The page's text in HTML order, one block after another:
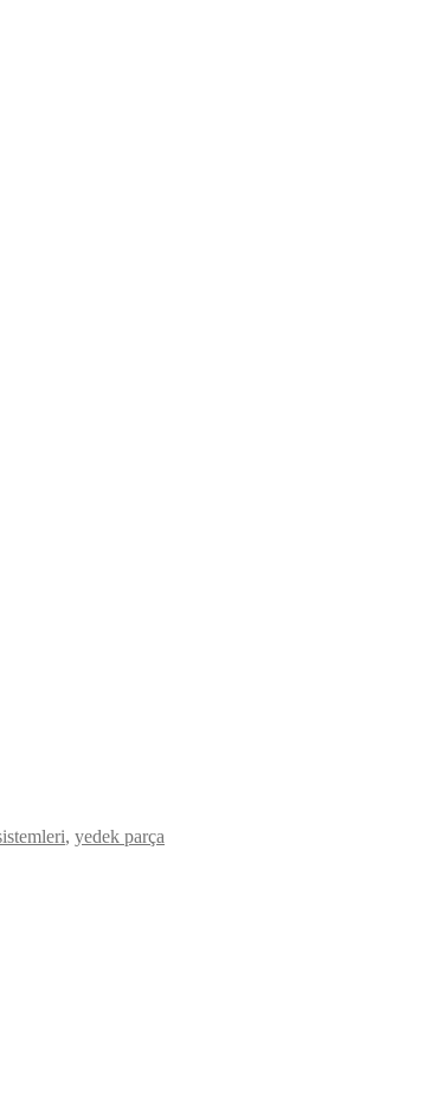
, yedek parça